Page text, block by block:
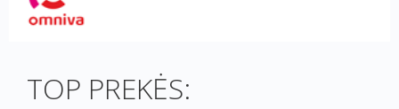
TOP PREKĖS: